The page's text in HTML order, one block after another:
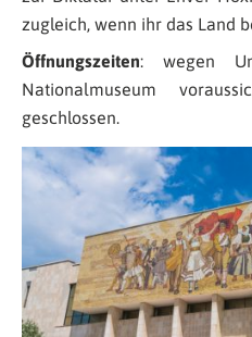
zugleich, wenn ihr das Land
Öffnungszeiten: wegen
Nationalmuseum
geschlossen.